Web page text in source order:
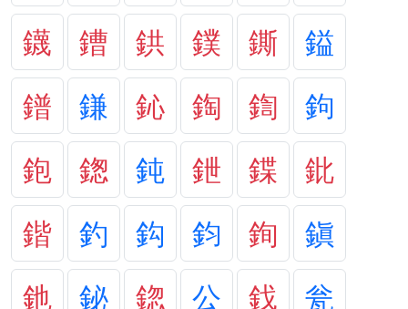
鑖
鏪 鉷 鏷 鐁
鎰
鐠
鎌 鈊 鋾 鍧
鉤
鉋
鍯 鈍 鉪 鍱
鈚
鍇
釣 鈎 鈞 銁
鎭
釶
鉍 鍃 公 鈛
瓮